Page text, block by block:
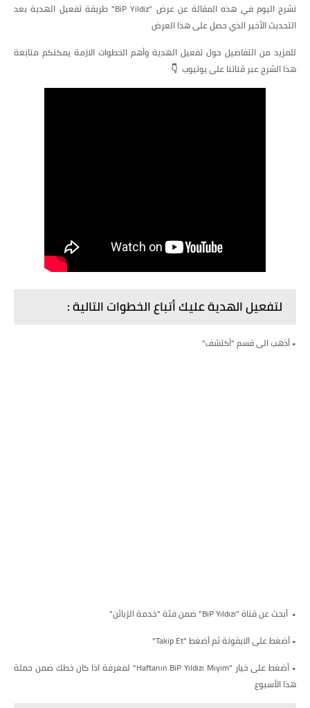
نشرح اليوم في هذه المقالة عن عرض "BiP Yildiz" طريقة تفعيل الهدية بعد
التحديث الأخير الذي حصل على هذا العرض
للمزيد من التفاصيل حول تفعيل الهدية وأهم الخطوات الازمة يمكنكم متابعة
هذا الشرح عبر قناتنا على يوتيوب 👇
لتفعيل الهدية عليك أتباع الخطوات التالية :
• أذهب الى قسم "أكتشف"
• أبحث عن قناة "BiP Yıldızı" ضمن فئة "خدمة الزبائن"
• أضغط على الايقونة ثم أضغط "Takip Et"
• أضغط على خيار "Haftanın BiP Yıldızı Mıyım" لمعرفة اذا كان خطك ضمن حملة
هذا الأسبوع